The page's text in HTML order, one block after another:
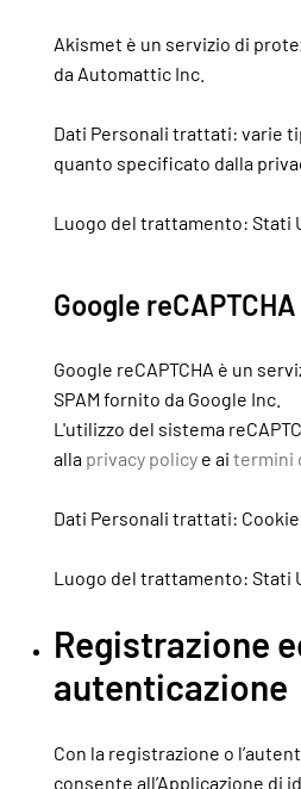
Akismet è un servizio di
da Automattic Inc.
Dati Personali trattati: varie
quanto specificato dalla
Luogo del trattamento: Stati
Google
Google reCAPTCHA è un
SPAM fornito da Google Inc.
L'utilizzo del sistema
alla privacy policy e ai termini
Dati Personali trattati:
Luogo del trattamento: Stati
Registrazione
autenticazione
Con la registrazione o
consente all’Applicazione di